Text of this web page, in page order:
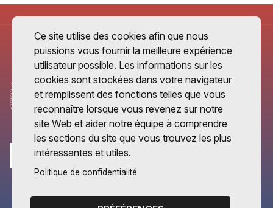
Ce site utilise des cookies afin que nous
puissions vous fournir la meilleure expérience
utilisateur possible. Les informations sur les
cookies sont stockées dans votre navigateur
et remplissent des fonctions telles que vous
reconnaître lorsque vous revenez sur notre
site Web et aider notre équipe à comprendre
les sections du site que vous trouvez les plus
intéressantes et utiles.
Politique de confidentialité